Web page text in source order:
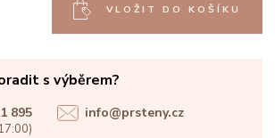
VLOŽIT DO KOŠÍKU
s výběrem?
895 info@prsteny.cz